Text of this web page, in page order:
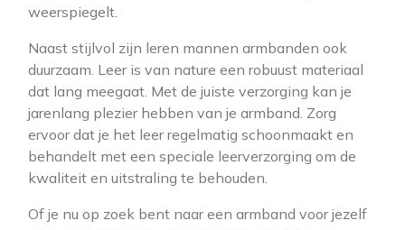
weerspiegelt.
Naast stijlvol zijn leren mannen armbanden ook
duurzaam. Leer is van nature een robuust materiaal
dat lang meegaat. Met de juiste verzorging kan je
jarenlang plezier hebben van je armband. Zorg
ervoor dat je het leer regelmatig schoonmaakt en
behandelt met een speciale leerverzorging om de
kwaliteit en uitstraling te behouden.
Of je nu op zoek bent naar een armband voor jezelf